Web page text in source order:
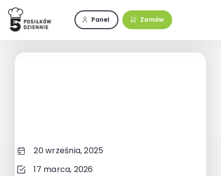
Przejdź
zawartości
Panel Zamów
20 września, 2025
17 marca, 2026